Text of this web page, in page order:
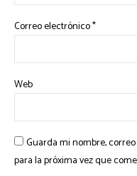
Correo electrónico*
Web
Guarda mi nombre,
para la próxima vez que